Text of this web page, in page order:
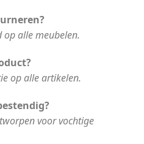
op alle meubelen.
op alle artikelen.
voor vochtige